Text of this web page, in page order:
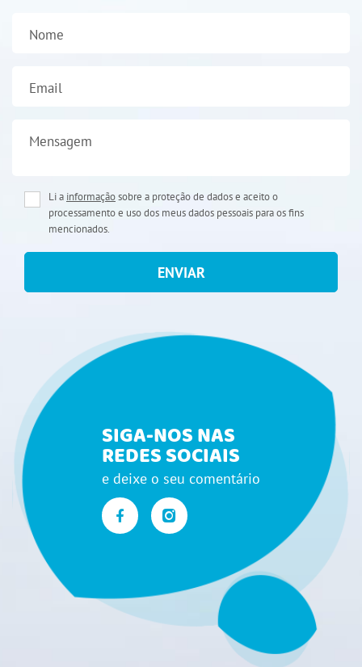
Nome
Email
Mensagem
Li a informaçãosobre a proteção de dados e aceito o
processamento e uso dos meus dados pessoais para os fins
mencionados.
ENVIAR
SIGA-NOS NAS
REDES SOCIAIS
e deixe o seu comentário